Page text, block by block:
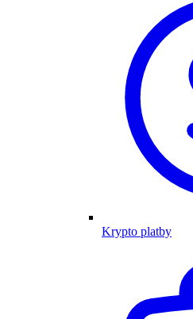
Krypto platby